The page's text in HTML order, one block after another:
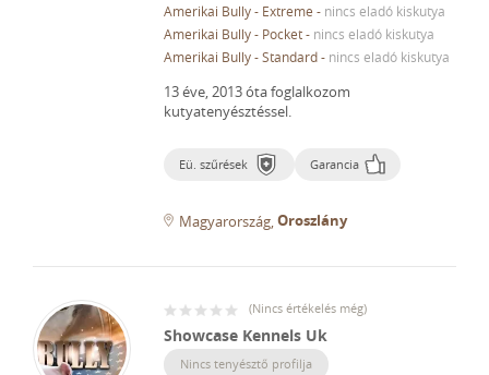
Amerikai Bully - Extreme - nincs eladó kiskutya
Amerikai Bully - Pocket- nincs eladó kiskutya
Amerikai Bully - Standard- nincs eladó kiskutya
13 éve, 2013 óta foglalkozom
kutyatenyésztéssel.
Eü. szűrések Garancia
Magyarország Oroszlány
(Nincs értékelés még)
Showcase Kennels Uk
Nincs tenyésztő profilja